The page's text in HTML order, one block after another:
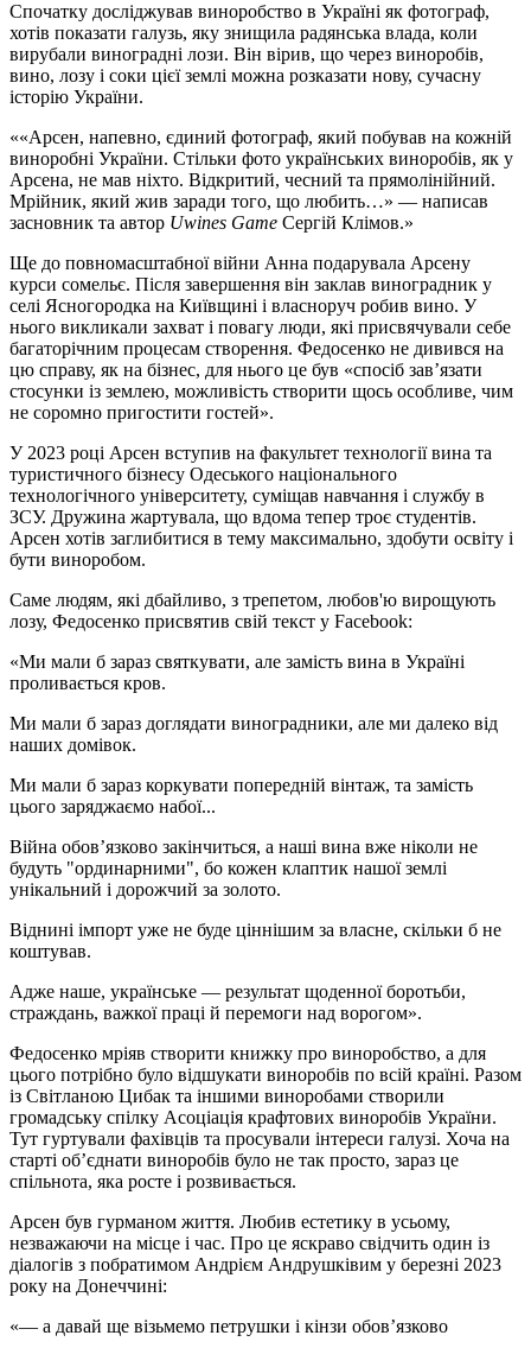
Спочатку досліджував виноробство в Україні як фотограф,
хотів показати галузь, яку знищила радянська влада, коли
вирубали виноградні лози. Він вірив, що через виноробів,
вино, лозу і соки цієї землі можна розказати нову, сучасну
історію України.
«Арсен, напевно, єдиний фотограф, який побував на кожній
виноробні України. Стільки фото українських виноробів, як у
Арсена, не мав ніхто. Відкритий, чесний та прямолінійний.
Мрійник, який жив заради того, що любить…» — написав
засновник та автор Uwines Game Сергій Клімов.
Ще до повномасштабної війни Анна подарувала Арсену
курси сомельє. Після завершення він заклав виноградник у
селі Ясногородка на Київщині і власноруч робив вино. У
нього викликали захват і повагу люди, які присвячували себе
багаторічним процесам створення. Федосенко не дивився на
цю справу, як на бізнес, для нього це був «спосіб зав’язати
стосунки із землею, можливість створити щось особливе, чим
не соромно пригостити гостей».
У 2023 році Арсен вступив на факультет технології вина та
туристичного бізнесу Одеського національного
технологічного університету, суміщав навчання і службу в
ЗСУ. Дружина жартувала, що вдома тепер троє студентів.
Арсен хотів заглибитися в тему максимально, здобути освіту і
бути виноробом.
Саме людям, які дбайливо, з трепетом, любов'ю вирощують
лозу, Федосенко присвятив свій текст у Facebook:
«Ми мали б зараз святкувати, але замість вина в Україні
проливається кров.
Ми мали б зараз доглядати виноградники, але ми далеко від
наших домівок.
Ми мали б зараз коркувати попередній вінтаж, та замість
цього заряджаємо набої...
Війна обов’язково закінчиться, а наші вина вже ніколи не
будуть "ординарними", бо кожен клаптик нашої землі
унікальний і дорожчий за золото.
Віднині імпорт уже не буде ціннішим за власне, скільки б не
коштував.
Адже наше, українське — результат щоденної боротьби,
страждань, важкої праці й перемоги над ворогом».
Федосенко мріяв створити книжку про виноробство, а для
цього потрібно було відшукати виноробів по всій країні. Разом
із Світланою Цибак та іншими виноробами створили
громадську спілку Асоціація крафтових виноробів України.
Тут гуртували фахівців та просували інтереси галузі. Хоча на
старті об’єднати виноробів було не так просто, зараз це
спільнота, яка росте і розвивається.
Арсен був гурманом життя. Любив естетику в усьому,
незважаючи на місце і час. Про це яскраво свідчить один із
діалогів з побратимом Андрієм Андрушківим у березні 2023
року на Донеччині:
«— а давай ще візьмемо петрушки і кінзи обовʼязково